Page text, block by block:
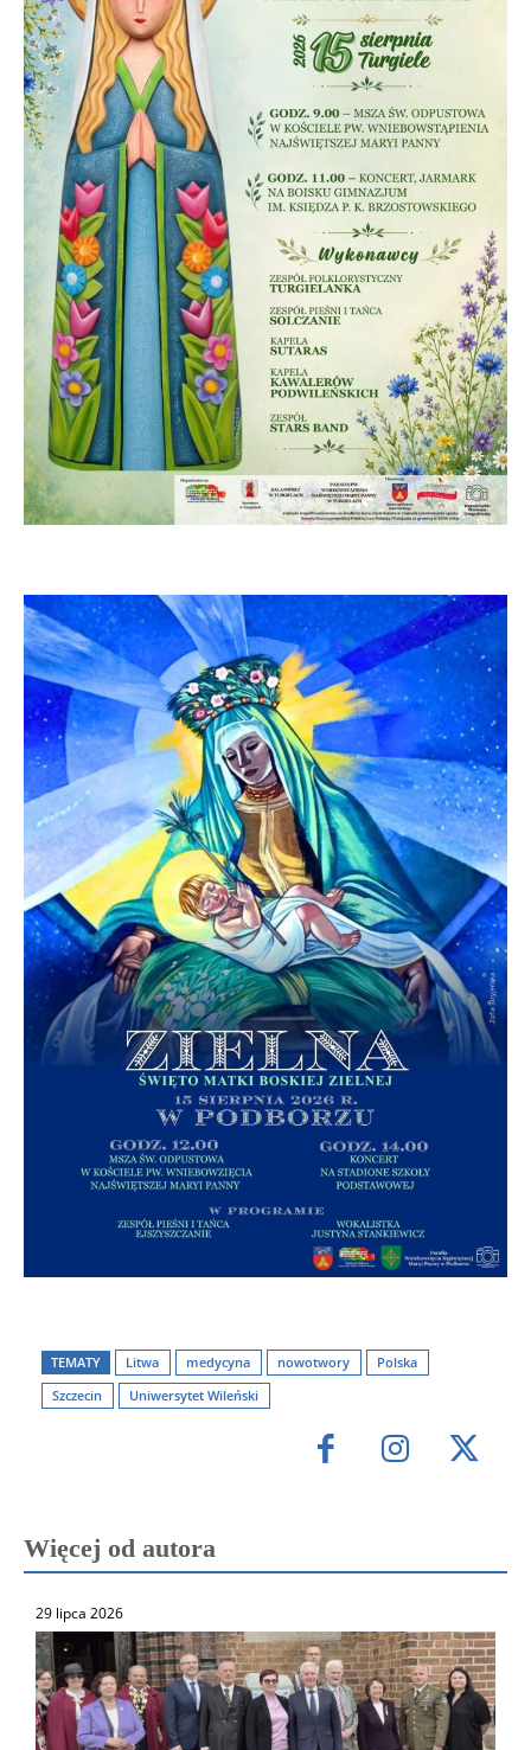
TEMATY Litwa medycyna nowotwory
Polska
Szczecin
Uniwersytet Wileński
Więcej od autora
29 lipca 2026